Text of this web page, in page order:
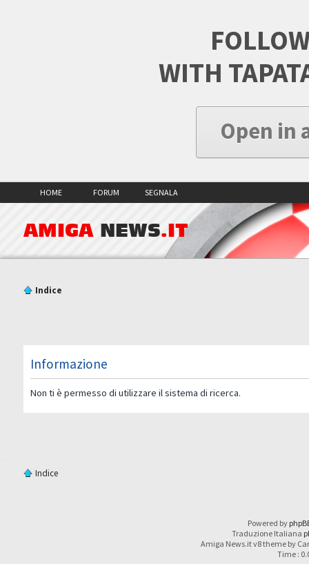
WITH
Open in
HOME FORUM SEGNALA
AMIGA NEWS.IT
Indice
Informazione
Non ti è permesso di utilizzare il sistema di ricerca.
Indice
Powered by
Traduzione Italiana
Amiga News.it v8 theme by
Time :